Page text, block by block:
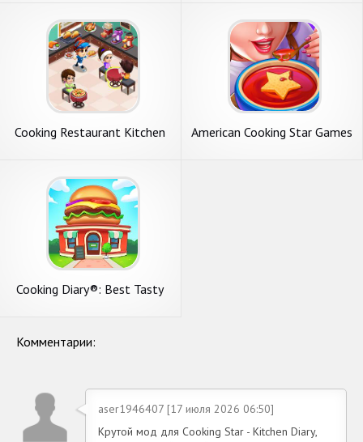
Cooking Restaurant Kitchen American Cooking Star Games
Cooking Diary®: Best Tasty
Комментарии:
aser1946407 [17 июля 2026 06:50]
Крутой мод для Cooking Star - Kitchen Diary,